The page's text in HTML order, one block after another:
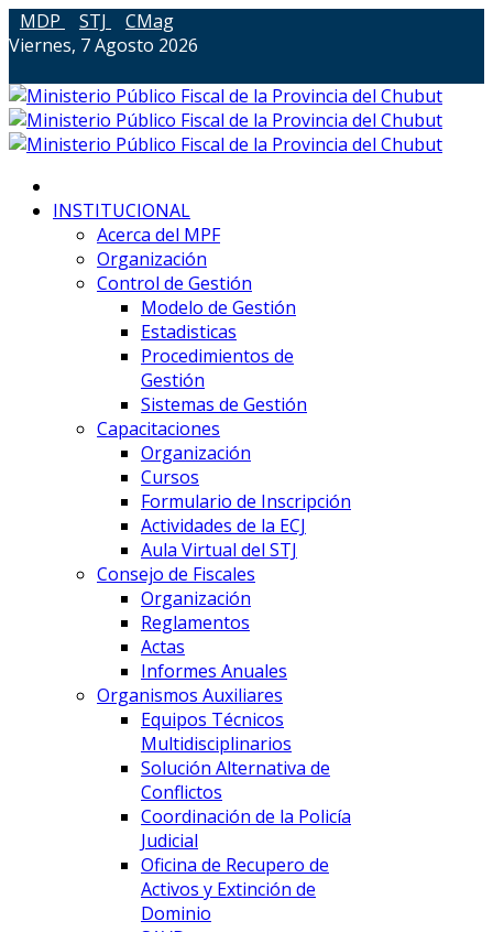
MDP STJ
CMag
Viernes, 7 Agosto 2026
INSTITUCIONAL
Acerca del MPF
Organización
Control de Gestión
Modelo de Gestión
Estadisticas
Procedimientos de
Gestión
Sistemas de Gestión
Capacitaciones
Organización
Cursos
Formulario de Inscripción
Actividades de la ECJ
Aula Virtual del STJ
Consejo de Fiscales
Organización
Reglamentos
Actas
Informes Anuales
Organismos Auxiliares
Equipos Técnicos
Multidisciplinarios
Solución Alternativa de
Conflictos
Coordinación de la Policía
Judicial
Oficina de Recupero de
Activos y Extinción de
Dominio